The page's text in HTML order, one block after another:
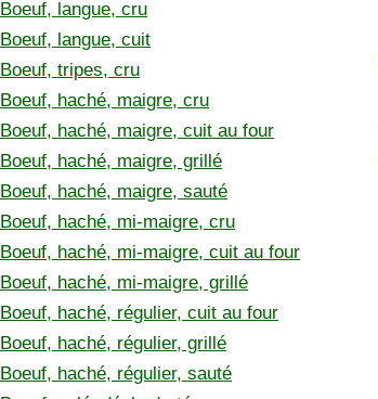
Boeuf, langue, cru
Boeuf, langue, cuit
Boeuf, tripes, cru
Boeuf, haché, maigre, cru
Boeuf, haché, maigre, cuit au four
Boeuf, haché, maigre, grillé
Boeuf, haché, maigre, sauté
Boeuf, haché, mi-maigre, cru
Boeuf, haché, mi-maigre, cuit au four
Boeuf, haché, mi-maigre, grillé
Boeuf, haché, régulier, cuit au four
Boeuf, haché, régulier, grillé
Boeuf, haché, régulier, sauté